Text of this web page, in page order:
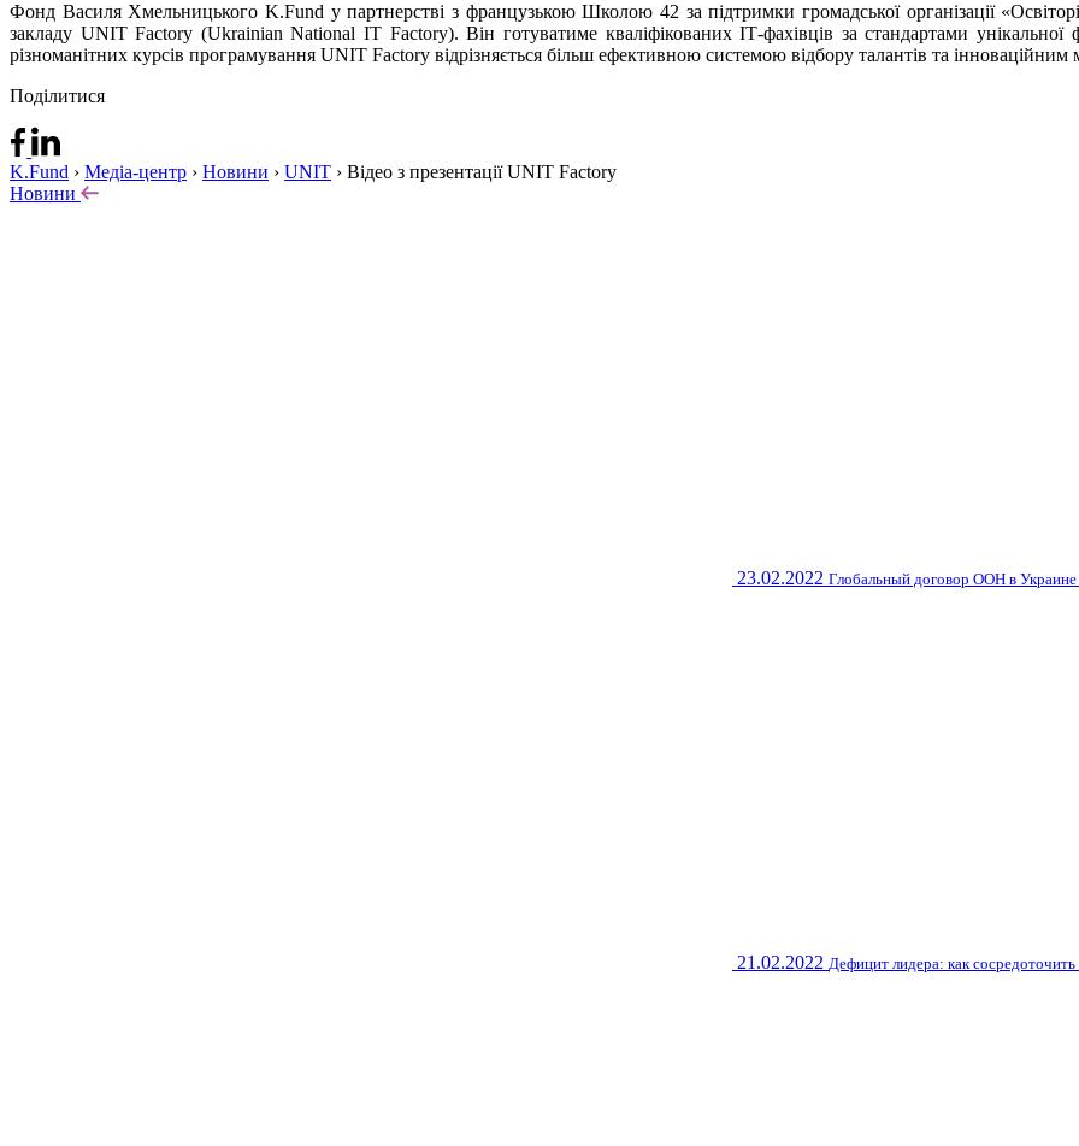
Фонд Василя Хмельницького K.Fund у партнерстві з французькою Школою 42 за підтримки громадської організації
закладу UNIT Factory (Ukrainian National IT Factory). Він готуватиме кваліфікованих ІТ-фахівців за стандартами
різноманітних курсів програмування UNIT Factory відрізняється більш ефективною системою відбору талантів та інноваційним
Поділитися
K.Fund › Медіа-центр › Новини › UNIT › Відео з презентації UNIT Factory
Новини
23.02.2022 Глобальный договор ООН в Украине
21.02.2022 Дефицит лидера: как